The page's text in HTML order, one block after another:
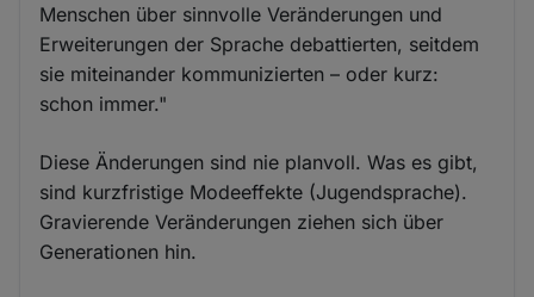
Menschen über sinnvolle Veränderungen und
Erweiterungen der Sprache debattierten, seitdem
sie miteinander kommunizierten – oder kurz:
schon immer."
Diese Änderungen sind nie planvoll. Was es gibt,
sind kurzfristige Modeeffekte (Jugendsprache).
Gravierende Veränderungen ziehen sich über
Generationen hin.